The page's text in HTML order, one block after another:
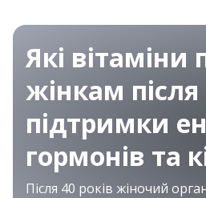
Які вітаміни
жінкам
підтримки
гормонів та
Після 40 років жіночий